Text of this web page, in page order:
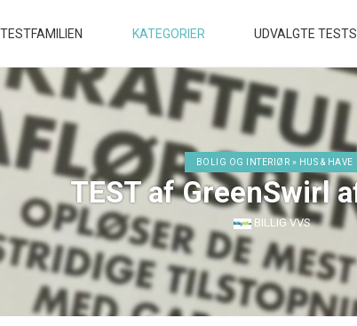
TESTFAMILIEN KATEGORIER UDVALGTE TESTS
BOLIG OG INTERIØR » HUS & HAVE
TEST af GreenSwirl
BILLIG VVS